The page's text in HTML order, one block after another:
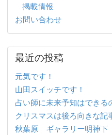
掲載情報
お問い合わせ
最近の投稿
元気です！
山田スイッチです！
占い師に未来予知はできる
クリスマスは後ろ向きな記
秋葉原 ギャラリー明神下